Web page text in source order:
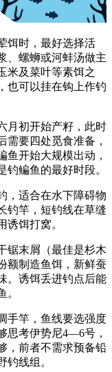
饵时，最好选择活
、螺蛳或河蚌汤做主
米及菜叶等素饵之
也可以挂在钩上作钓
月初开始产籽，此时
需要四处觅食准备，
鱼开始大规模出动，
鳊鱼的最好时段。
，适合在水下障碍物
钓竿，短钓线在草缝
诱饵打窝。
锯末屑（最佳是杉木
额制造鱼饵，新鲜蚕
。诱饵丢进钓点后能
。
手竿，鱼线要选强度
思考伊势尼4—6号，
，前者不需求预备铅
钓线组。